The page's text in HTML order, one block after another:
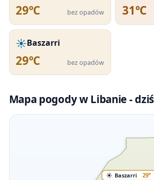
29℃ bez opadów 31℃
☀️Baszarri
29℃ bez opadów
Mapa pogody w Libanie -
☀️ Baszarri 29°